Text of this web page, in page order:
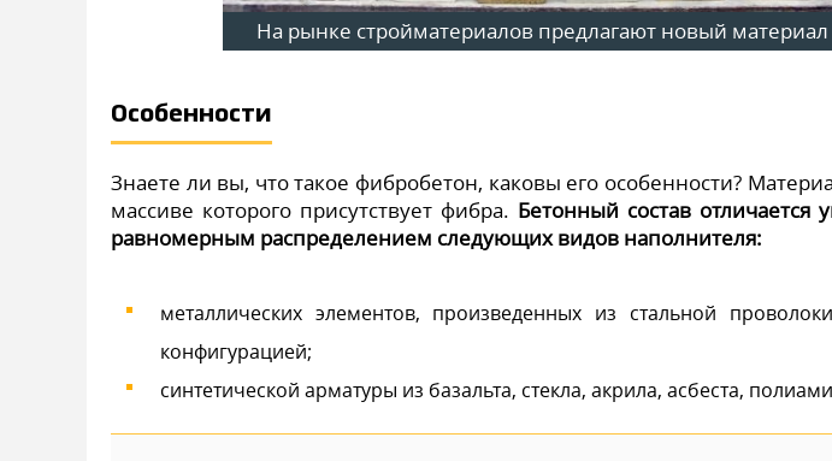
На рынке стройматериалов предлагают новый
Особенности
Знаете ли вы, что такое фибробетон, каковы его особенности?
массиве которого присутствует фибра. Бетонный состав
равномерным распределением следующих видов наполнителя:
металлических элементов, произведенных из стальной
конфигурацией;
синтетической арматуры из базальта, стекла, акрила, асбеста,